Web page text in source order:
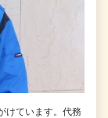
けています。代務